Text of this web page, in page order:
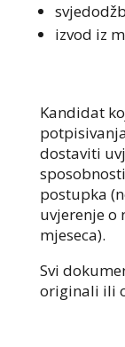
izvod iz
Kandidat
dostaviti
postupka
uvjerenje o
mjeseca).
Svi
originali ili